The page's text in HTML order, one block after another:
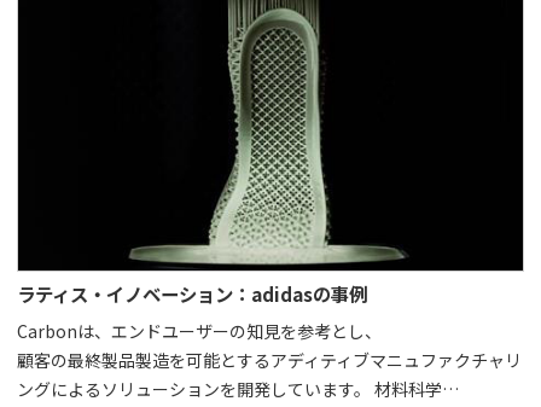
ラティス・イノベーション：adidasの事例
Carbonは、エンドユーザーの知見を参考とし、
顧客の最終製品製造を可能とするアディティブマニュファクチャリ
ングによるソリューションを開発しています。 材料科学…